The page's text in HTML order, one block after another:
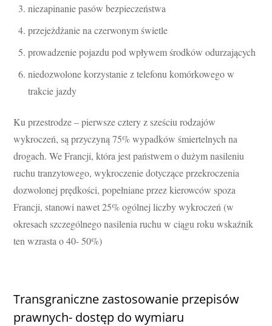
niezapinanie pasów bezpieczeństwa
przejeżdżanie na czerwonym świetle
prowadzenie pojazdu pod wpływem środków odurzających
niedozwolone korzystanie z telefonu komórkowego w
trakcie jazdy
Ku przestrodze – pierwsze cztery z sześciu rodzajów
wykroczeń, są przyczyną 75% wypadków śmiertelnych na
drogach. We Francji, która jest państwem o dużym nasileniu
ruchu tranzytowego, wykroczenie dotyczące przekroczenia
dozwolonej prędkości, popełniane przez kierowców spoza
Francji, stanowi nawet 25% ogólnej liczby wykroczeń (w
okresach szczególnego nasilenia ruchu w ciągu roku wskaźnik
ten wzrasta o 40- 50%)
Transgraniczne zastosowanie przepisów
prawnych- dostęp do wymiaru